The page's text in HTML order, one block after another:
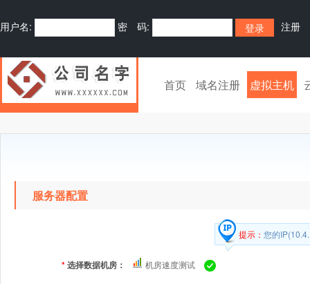
用户名: 密 码: 注册
首页 域名注册 虚拟主机
服务器配置
提示： 您的
*选择数据机房： 机房速度测试